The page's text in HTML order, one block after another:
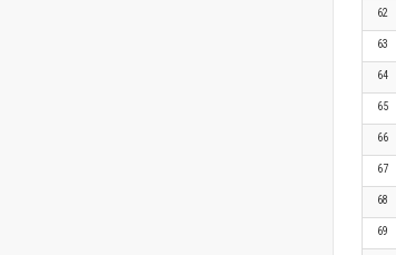
62
63
64
65
66
67
68
69